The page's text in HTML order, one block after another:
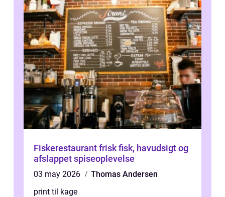
Fiskerestaurant frisk fisk, havudsigt og
afslappet spiseoplevelse
03 may 2026
Thomas Andersen
print til kage